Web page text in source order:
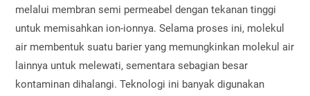
melalui membran semi permeabel dengan tekanan tinggi
untuk memisahkan ion-ionnya. Selama proses ini, molekul
air membentuk suatu barier yang memungkinkan molekul air
lainnya untuk melewati, sementara sebagian besar
kontaminan dihalangi. Teknologi ini banyak digunakan